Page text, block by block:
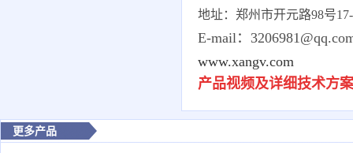
地址：郑州市开元路98号
E-mail：
www.xangv.com
产品视频及详细技术方
更多产品